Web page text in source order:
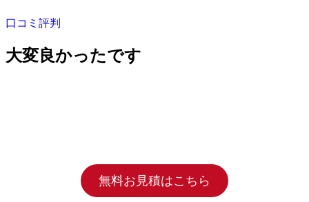
口コミ評判
大変良かったです
無料お見積はこちら